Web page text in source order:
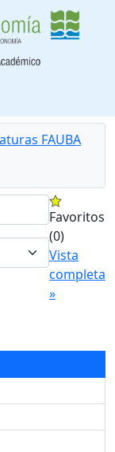
FAUBA
Favoritos
(0)
Vista
completa
»